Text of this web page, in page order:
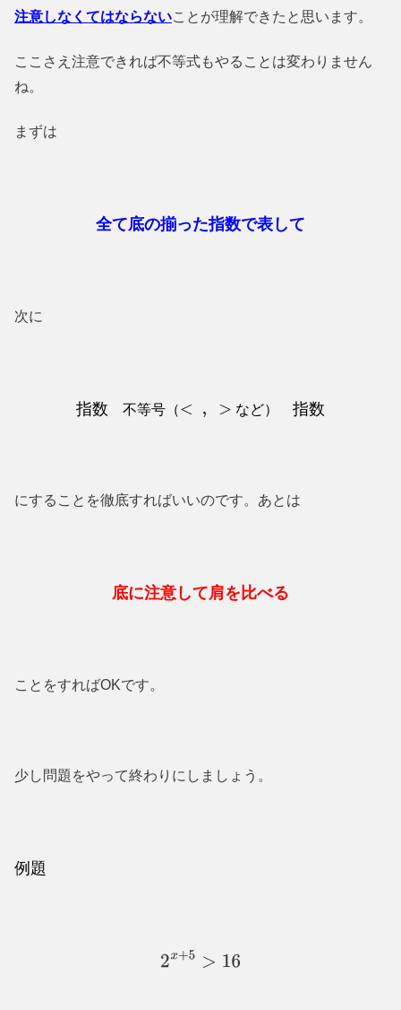
注意しなくてはならないことが理解できたと思います。
ここさえ注意できれば不等式もやることは変わりません
ね。
まずは
全て底の揃った指数で表して
次に
指数 不等号（< , > など）指数
にすることを徹底すればいいのです。あとは
底に注意して肩を比べる
ことをすればOKです。
少し問題をやって終わりにしましょう。
例題
2 x + 5>16